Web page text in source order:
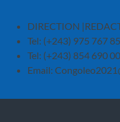
DIRECTION
Tel: (+243) 975 767
Tel: (+243) 854 690
Email: